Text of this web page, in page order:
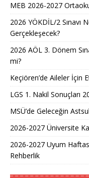
MEB 2026-2027
2026 YÖKDİL/2 Sınavı
Gerçekleşecek?
2026 AÖL 3. Dönem
mi?
Keçiören’de Aileler İçin
LGS 1. Nakil Sonuçları
MSÜ’de Geleceğin
2026-2027 Üniversite
2026-2027 Uyum
Rehberlik